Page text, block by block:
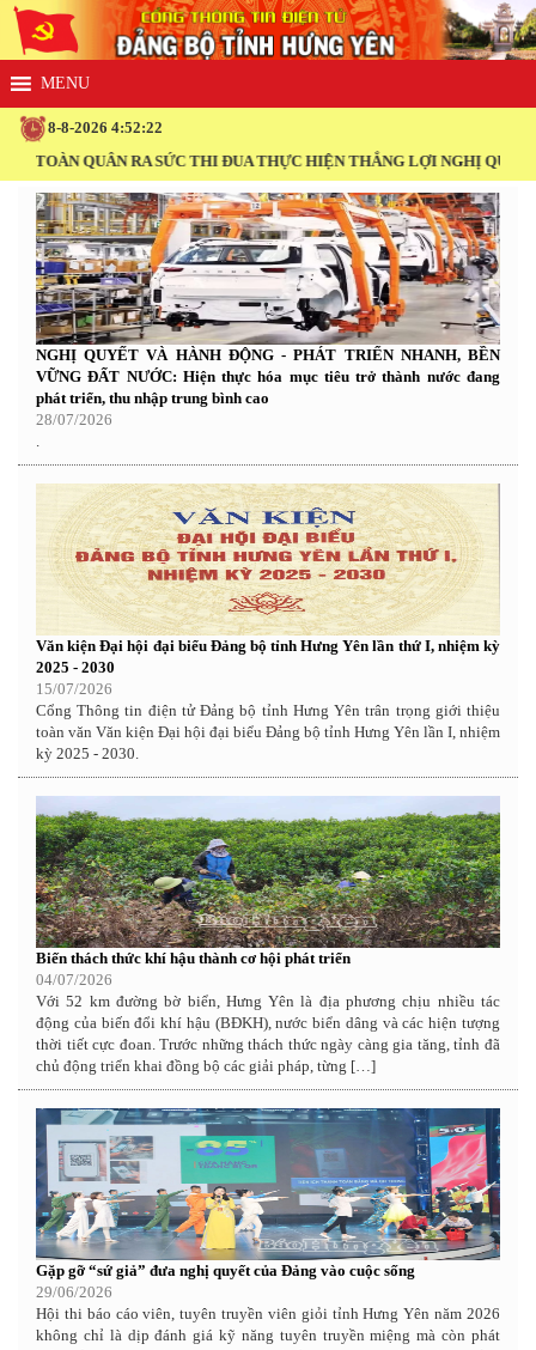
8-8-2026 4:52:23
QUÂN RA SỨC THI ĐUA THỰC HIỆN THẮNG LỢI NGHỊ QUYẾT ĐẠI
NGHỊ QUYẾT VÀ HÀNH ĐỘNG - PHÁT TRIỂN NHANH, BỀN
VỮNG ĐẤT NƯỚC: Hiện thực hóa mục tiêu trở thành nước đang
phát triển, thu nhập trung bình cao
28/07/2026
Văn kiện Đại hội đại biểu Đảng bộ tỉnh Hưng Yên lần thứ I, nhiệm kỳ
2025 - 2030
15/07/2026
Cổng Thông tin điện tử Đảng bộ tỉnh Hưng Yên trân trọng giới thiệu
toàn văn Văn kiện Đại hội đại biểu Đảng bộ tỉnh Hưng Yên lần I, nhiệm
kỳ 2025 - 2030.
Biến thách thức khí hậu thành cơ hội phát triển
04/07/2026
Với 52 km đường bờ biển, Hưng Yên là địa phương chịu nhiều tác
động của biến đổi khí hậu (BĐKH), nước biển dâng và các hiện tượng
thời tiết cực đoan. Trước những thách thức ngày càng gia tăng, tỉnh đã
chủ động triển khai đồng bộ các giải pháp, từng […]
Gặp gỡ “sứ giả” đưa nghị quyết của Đảng vào cuộc sống
29/06/2026
Hội thi báo cáo viên, tuyên truyền viên giỏi tỉnh Hưng Yên năm 2026
không chỉ là dịp đánh giá kỹ năng tuyên truyền miệng mà còn phát